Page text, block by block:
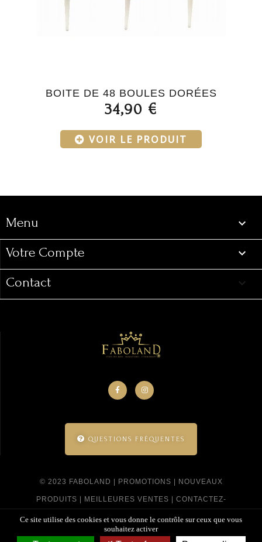
BOITE DE 48 BOULES DORÉES
34,90 €
VOIR LE PRODUIT
Menu
Menu 
Votre Compte 
Contact keyboard_arrow_down
QUESTIONS FRÉQUENTES
© 2023 FABOLAND | PROMOTIONS NOUVEAUX
PRODUITS MEILLEURES VENTES CONTACTEZ-
NOUS|CGV|POLITIQUE DE CONFIDENTIALITÉ|
SITEMAP|CRÉÉ PAR SITELINE
Ce site utilise des cookies et vous donne le contrôle sur ceux que vous
souhaitez activer